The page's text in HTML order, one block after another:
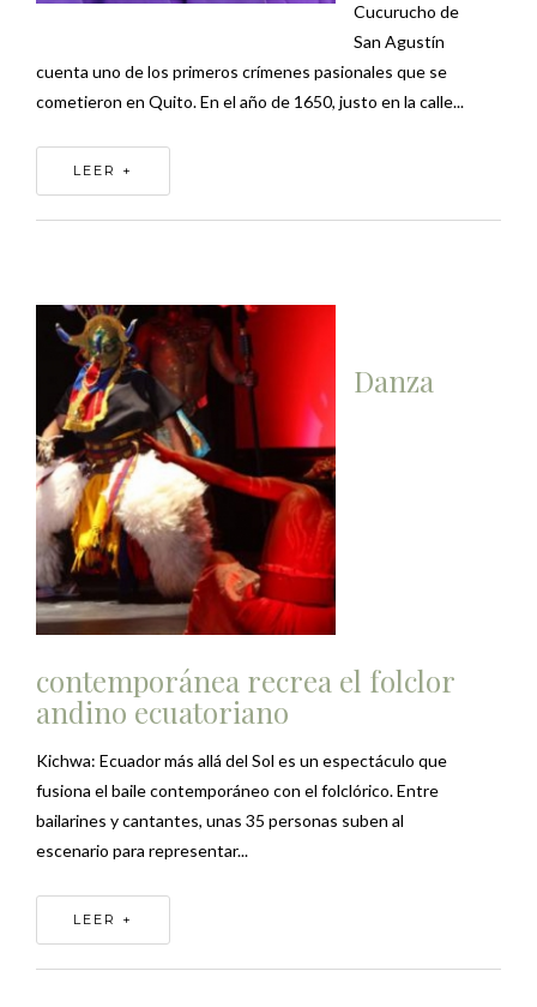
Cucurucho de
San Agustín
cuenta uno de los primeros crímenes pasionales que se
cometieron en Quito. En el año de 1650, justo en la calle...
LEER +
Danza
contemporánea recrea el folclor
andino ecuatoriano
Kichwa: Ecuador más allá del Sol es un espectáculo que
fusiona el baile contemporáneo con el folclórico. Entre
bailarines y cantantes, unas 35 personas suben al
escenario para representar...
LEER +